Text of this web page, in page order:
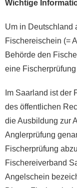
Wichtige
Um in Deutschland
Fischereischein (=
Behörde den
eine
Im Saarland ist der
des öffentlichen
die Ausbildung zur
Anglerprüfung
Fischerprüfung
Fischereiverband
Angelschein